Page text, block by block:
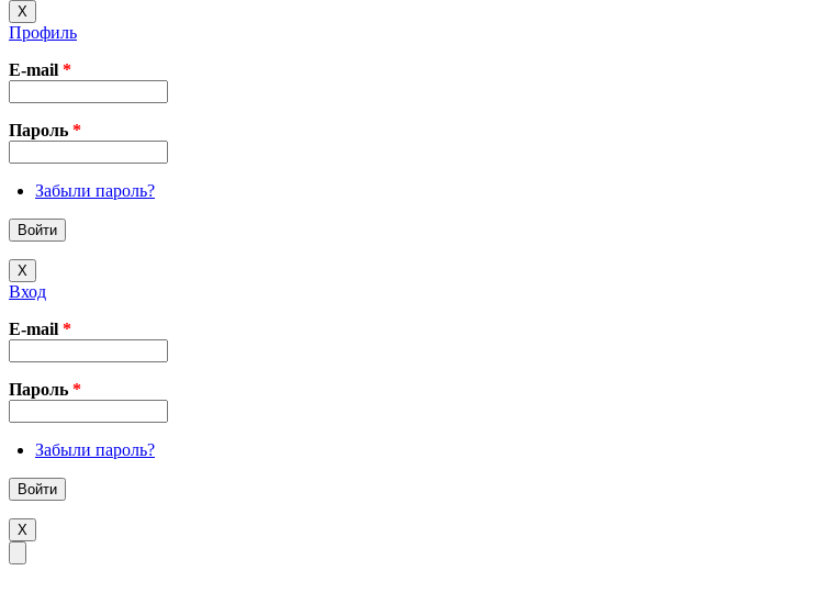
X
Профиль
E-mail *
Пароль *
Забыли пароль?
X
Вход
E-mail *
Пароль *
Забыли пароль?
X